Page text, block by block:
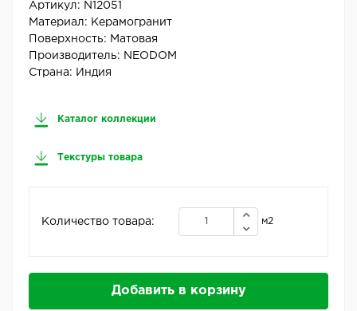
Артикул: N12051
Материал: Керамогранит
Поверхность: Матовая
Производитель: NEODOM
Страна: Индия
Каталог коллекции
Текстуры товара
Количество товара: м2
Добавить в корзину